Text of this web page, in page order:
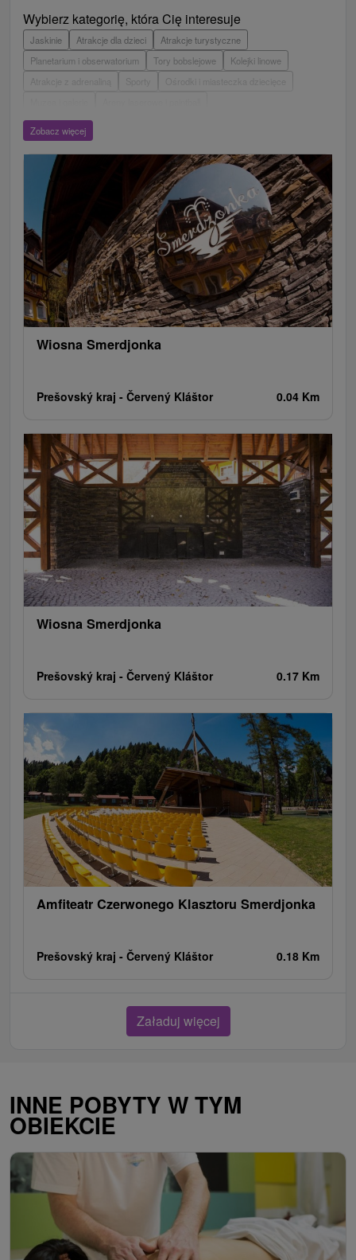
Wybierz kategorię, która Cię interesuje
Jaskinie Atrakcje dla dzieci
Atrakcje turystyczne
Planetarium i obserwatorium
Tory bobslejowe
Kolejki linowe
Atrakcje z adrenaliną
Wieże obserwacyjne i chodniki
Escaperoom
Ogrody botaniczne
Parki miejskie i zamkowe
Loty widokowe i rejsy wycieczkowe
Jeziora, jeziora, zbiorniki wodne
Zabytki techniki
Pomniki
Wodospady
Kościoły drewniane Źródła
Jazda konna
Túry a turistické chodníky
Zamki Chaty górskie
Teatry
Miejsca sakralne
Rafting, rafting, rafting
Ośrodek narciarski
Pola golfowe
Obiekty architektoniczne
Amfiteatry i kina w przyrodzie
Tory gokartowe
Cyklotrasy Szlaki winne
Zobacz więcej
Wiosna Smerdjonka
Prešovský kraj - Červený Kláštor 0.04 Km
Wiosna Smerdjonka
Prešovský kraj - Červený Kláštor 0.17 Km
Amfiteatr Czerwonego Klasztoru Smerdjonka
Prešovský kraj - Červený Kláštor 0.18 Km
Załaduj więcej
INNE POBYTY W TYM
OBIEKCIE